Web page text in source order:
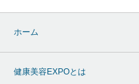
ホーム
健康美容EXPOとは